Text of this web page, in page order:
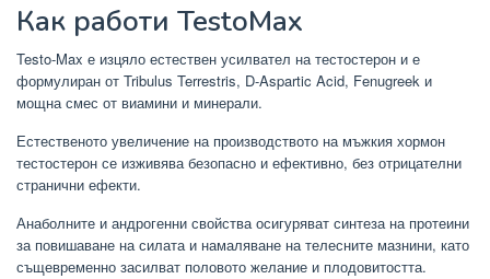
Как работи TestoMax
Testo-Max е изцяло естествен усилвател на тестостерон и е
формулиран от Tribulus Terrestris, D-Aspartic Acid, Fenugreek и
мощна смес от виамини и минерали.
Естественото увеличение на производството на мъжкия хормон
тестостерон се изживява безопасно и ефективно, без отрицателни
странични ефекти.
Анаболните и андрогенни свойства осигуряват синтеза на протеини
за повишаване на силата и намаляване на телесните мазнини, като
същевременно засилват половото желание и плодовитостта.